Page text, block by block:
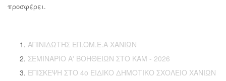
προσφέρει.
ΑΠΙΝΙΔΩΤΗΣ ΕΠ.ΟΜ.Ε.Α ΧΑΝΙΩΝ
ΣΕΜΙΝΑΡΙΟ Α' ΒΟΗΘΕΙΩΝ ΣΤΟ ΚΑΜ - 2026
ΕΠΙΣΚΕΨΗ ΣΤΟ 4ο ΕΙΔΙΚΟ ΔΗΜΟΤΙΚΟ ΣΧΟΛΕΙΟ ΧΑΝΙΩΝ